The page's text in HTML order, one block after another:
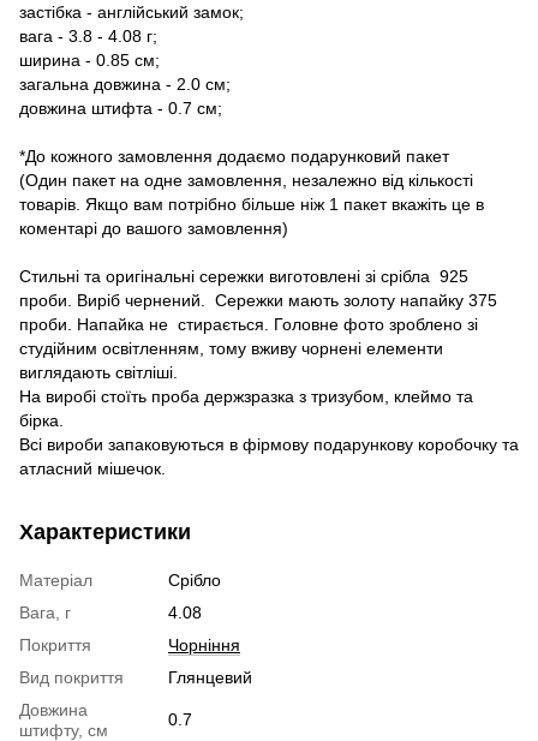
застібка - англійський замок;
вага - 3.8 - 4.08 г;
ширина - 0.85 см;
загальна довжина - 2.0 см;
довжина штифта - 0.7 см;
*До кожного замовлення додаємо подарунковий пакет
(Один пакет на одне замовлення, незалежно від кількості
товарів. Якщо вам потрібно більше ніж 1 пакет вкажіть це в
коментарі до вашого замовлення)
Стильні та оригінальні сережки виготовлені зі срібла 925
проби. Виріб чернений. Сережки мають золоту напайку 375
проби. Напайка не стирається. Головне фото зроблено зі
студійним освітленням, тому вживу чорнені елементи
виглядають світліші.
На виробі стоїть проба держзразка з тризубом, клеймо та
бірка.
Всі вироби запаковуються в фірмову подарункову коробочку та
атласний мішечок.
Характеристики
Матеріал
Срібло
Вага, г
4.08
Покриття
Чорніння
Вид покриття
Глянцевий
Довжина
штифту, см
0.7